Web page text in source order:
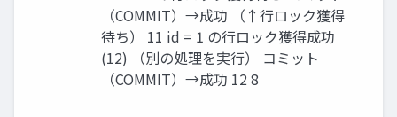
（COMMIT）→成功 （↑行ロック獲得
待ち） 11 id = 1 の行ロック獲得成功
(12) （別の処理を実行） コミット
（COMMIT）→成功 12 8